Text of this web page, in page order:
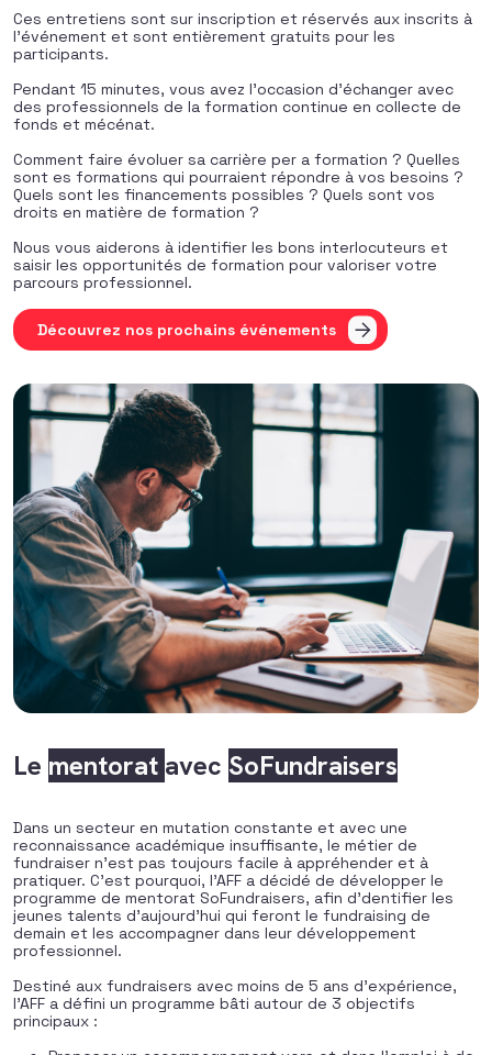
Ces entretiens sont sur inscription et réservés aux inscrits à
l’événement et sont entièrement gratuits pour les
participants.
Pendant 15 minutes, vous avez l’occasion d’échanger avec
des professionnels de la formation continue en collecte de
fonds et mécénat.
Comment faire évoluer sa carrière per a formation ? Quelles
sont es formations qui pourraient répondre à vos besoins ?
Quels sont les financements possibles ? Quels sont vos
droits en matière de formation ?
Nous vous aiderons à identifier les bons interlocuteurs et
saisir les opportunités de formation pour valoriser votre
parcours professionnel.
Découvrez nos prochains événements
Le mentorat avec SoFundraisers
Dans un secteur en mutation constante et avec une
reconnaissance académique insuffisante, le métier de
fundraiser n’est pas toujours facile à appréhender et à
pratiquer. C’est pourquoi, l’AFF a décidé de développer le
programme de mentorat SoFundraisers, afin d’dentifier les
jeunes talents d’aujourd’hui qui feront le fundraising de
demain et les accompagner dans leur développement
professionnel.
Destiné aux fundraisers avec moins de 5 ans d’expérience,
l’AFF a défini un programme bâti autour de 3 objectifs
principaux :